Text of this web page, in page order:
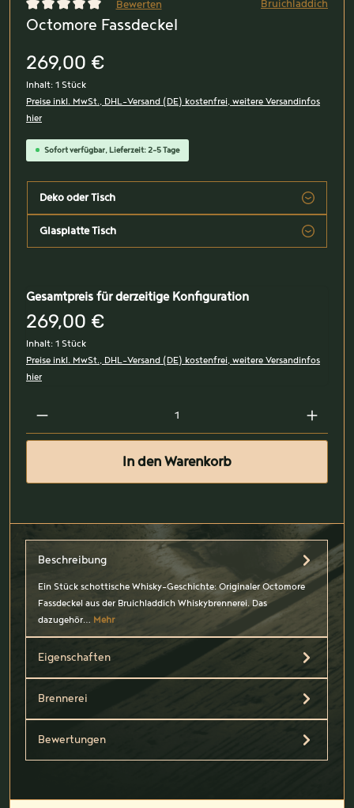
Durchschnittliche Bewertung von 0 von 5 Sternen
Bewerten Bruichladdich
Octomore Fassdeckel
269,00 €
Inhalt: 1 Stück
Preise inkl. MwSt., DHL-Versand (DE) kostenfrei, weitere Versandinfos
hier
Sofort verfügbar, Lieferzeit: 2-5 Tage
Deko oder Tisch
Glasplatte Tisch
Gesamtpreis für derzeitige Konfiguration
269,00 €
Inhalt: 1 Stück
Preise inkl. MwSt., DHL-Versand (DE) kostenfrei, weitere Versandinfos
hier
In den Warenkorb
Beschreibung
Ein Stück schottische Whisky-Geschichte: Originaler Octomore
Fassdeckel aus der Bruichladdich Whiskybrennerei. Das
dazugehör… Mehr
Eigenschaften
Brennerei
Bewertungen